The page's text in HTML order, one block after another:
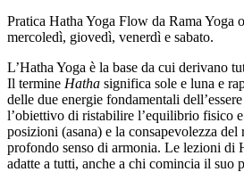
Pratica Hatha Yoga Flow da Rama Yoga
mercoledì, giovedì, venerdì e sabato.
L’Hatha Yoga è la base da cui derivano
Il termine Hatha significa sole e luna e
delle due energie fondamentali
l’obiettivo di ristabilire l’equilibrio fisico
posizioni (asana) e la consapevolezza
profondo senso di armonia. Le lezioni di
adatte a tutti, anche a chi comincia il suo